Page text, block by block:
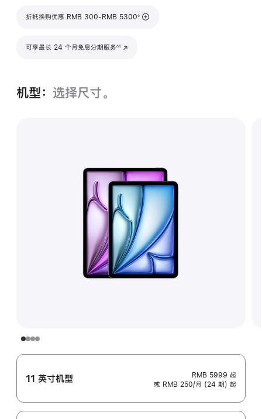
折抵换购优惠 RMB 300-RMB 5300
脚注
◊
可享最长 24 个月免息分期服务∆∆
(在新窗口中打开)
机型： 选择尺寸。
11 英寸机型 RMB 5999 起
或 RMB 250/月 (24 期) 起